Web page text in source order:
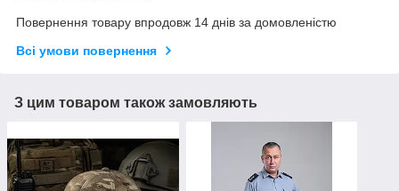
Повернення товару впродовж 14 днів за домовленістю
Всі умови повернення
З цим товаром також замовляють